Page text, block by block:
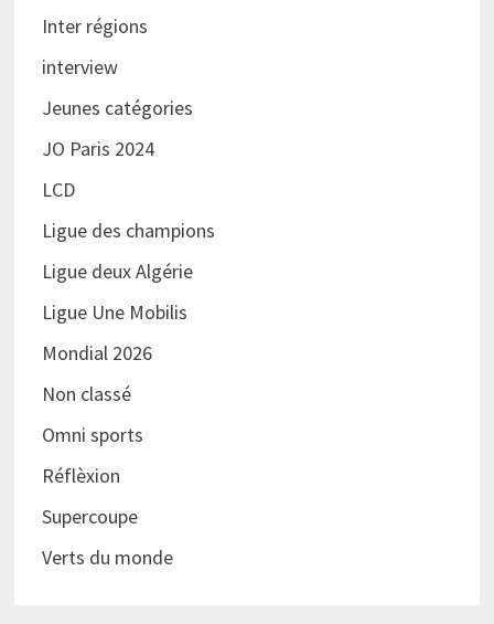
Inter régions
interview
Jeunes catégories
JO Paris 2024
LCD
Ligue des champions
Ligue deux Algérie
Ligue Une Mobilis
Mondial 2026
Non classé
Omni sports
Réflèxion
Supercoupe
Verts du monde